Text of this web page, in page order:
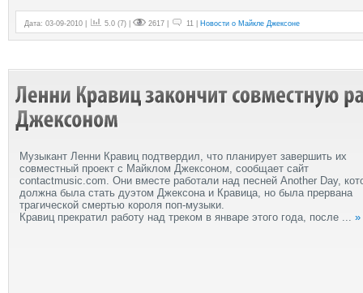
Дата: 03-09-2010 | 5.0 (7) | 2617 | 11 | Новости о Майкле Джексоне
Музыкант Ленни Кравиц подтвердил, что планирует завершить их
совместный проект с Майклом Джексоном, сообщает сайт
contactmusic.com. Они вместе работали над песней Another Day,
должна была стать дуэтом Джексона и Кравица, но была прервана
трагической смертью короля поп-музыки.
Кравиц прекратил работу над треком в январе этого года, после ... »